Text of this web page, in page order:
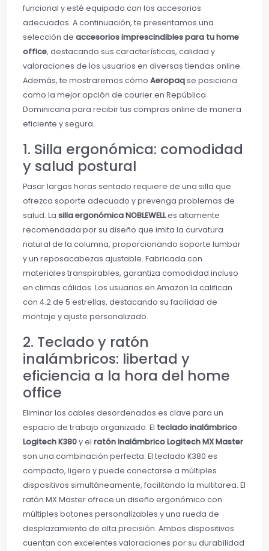
funcional y esté equipado con los accesorios
adecuados. A continuación, te presentamos una
selección de accesorios imprescindibles para tu home
office, destacando sus características, calidad y
valoraciones de los usuarios en diversas tiendas online.
Además, te mostraremos cómo Aeropaqse posiciona
como la mejor opción de courier en República
Dominicana para recibir tus compras online de manera
eficiente y segura.
1. Silla ergonómica: comodidad
y salud postural
Pasar largas horas sentado requiere de una silla que
ofrezca soporte adecuado y prevenga problemas de
salud. La silla ergonómica NOBLEWELLes altamente
recomendada por su diseño que imita la curvatura
natural de la columna, proporcionando soporte lumbar
y un reposacabezas ajustable. Fabricada con
materiales transpirables, garantiza comodidad incluso
en climas cálidos. Los usuarios en Amazon la califican
con 4.2 de 5 estrellas, destacando su facilidad de
montaje y ajuste personalizado.
2. Teclado y ratón
inalámbricos: libertad y
eficiencia a la hora del home
office
Eliminar los cables desordenados es clave para un
espacio de trabajo organizado. El teclado inalámbrico
Logitech K380y el ratón inalámbrico Logitech MX Master
son una combinación perfecta. El teclado K380 es
compacto, ligero y puede conectarse a múltiples
dispositivos simultáneamente, facilitando la multitarea. El
ratón MX Master ofrece un diseño ergonómico con
múltiples botones personalizables y una rueda de
desplazamiento de alta precisión. Ambos dispositivos
cuentan con excelentes valoraciones por su durabilidad